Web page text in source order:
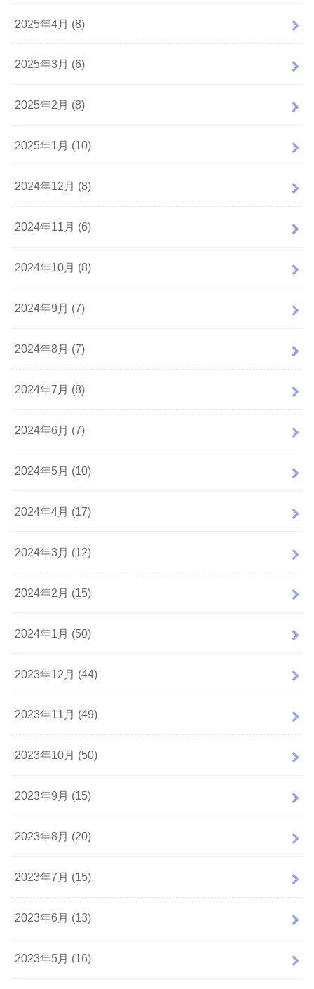
2025年4月 (8)
2025年3月 (6)
2025年2月 (8)
2025年1月 (10)
2024年12月 (8)
2024年11月 (6)
2024年10月 (8)
2024年9月 (7)
2024年8月 (7)
2024年7月 (8)
2024年6月 (7)
2024年5月 (10)
2024年4月 (17)
2024年3月 (12)
2024年2月 (15)
2024年1月 (50)
2023年12月 (44)
2023年11月 (49)
2023年10月 (50)
2023年9月 (15)
2023年8月 (20)
2023年7月 (15)
2023年6月 (13)
2023年5月 (16)